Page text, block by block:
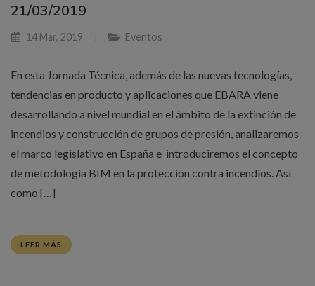
21/03/2019
14 Mar, 2019 Eventos
En esta Jornada Técnica, además de las nuevas tecnologías,
tendencias en producto y aplicaciones que EBARA viene
desarrollando a nivel mundial en el ámbito de la extinción de
incendios y construcción de grupos de presión, analizaremos
el marco legislativo en España e introduciremos el concepto
de metodología BIM en la protección contra incendios. Así
como […]
LEER MÁS